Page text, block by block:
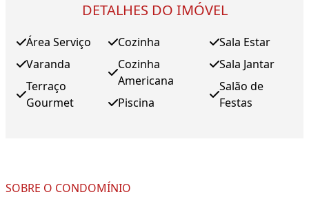
DETALHES DO IMÓVEL
Área Serviço
Varanda
Terraço
Gourmet
Cozinha
Cozinha
Americana
Piscina
Sala Estar
Sala Jantar
Salão de
Festas
SOBRE O CONDOMÍNIO